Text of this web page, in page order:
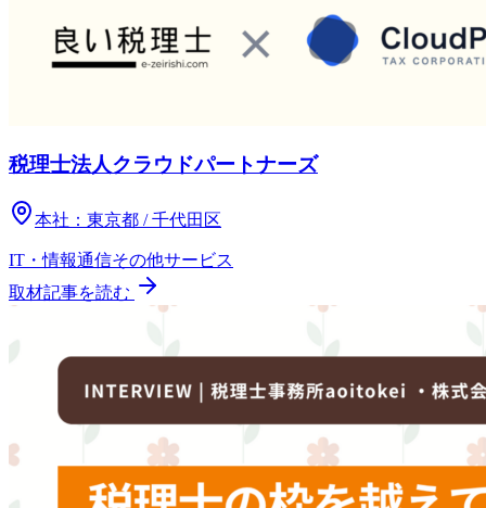
税理士法人クラウドパートナーズ
本社： 東京都 / 千代田区
IT・情報通信その他サービス
取材記事を読む